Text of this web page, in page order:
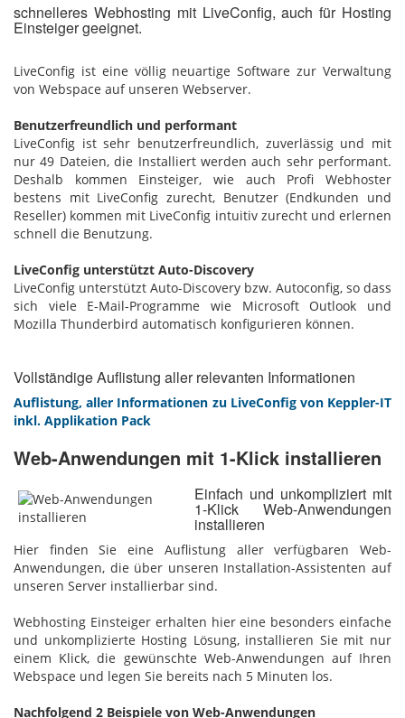
schnelleres Webhosting mit LiveConfig, auch für Hosting
Einsteiger geeignet.
LiveConfig ist eine völlig neuartige Software zur Verwaltung
von Webspace auf unseren Webserver.
Benutzerfreundlich und performant
LiveConfig ist sehr benutzerfreundlich, zuverlässig und mit
nur 49 Dateien, die Installiert werden auch sehr performant.
Deshalb kommen Einsteiger, wie auch Profi Webhoster
bestens mit LiveConfig zurecht, Benutzer (Endkunden und
Reseller) kommen mit LiveConfig intuitiv zurecht und erlernen
schnell die Benutzung.
LiveConfig unterstützt Auto-Discovery
LiveConfig unterstützt Auto-Discovery bzw. Autoconfig, so dass
sich viele E-Mail-Programme wie Microsoft Outlook und
Mozilla Thunderbird automatisch konfigurieren können.
Vollständige Auflistung aller relevanten Informationen
Auflistung, aller Informationen zu LiveConfig von Keppler-IT
inkl. Applikation Pack
Web-Anwendungen mit 1-Klick installieren
Einfach und unkompliziert mit
1-Klick Web-Anwendungen
installieren
Hier finden Sie eine Auflistung aller verfügbaren Web-
Anwendungen, die über unseren Installation-Assistenten auf
unseren Server installierbar sind.
Webhosting Einsteiger erhalten hier eine besonders einfache
und unkomplizierte Hosting Lösung, installieren Sie mit nur
einem Klick, die gewünschte Web-Anwendungen auf Ihren
Webspace und legen Sie bereits nach 5 Minuten los.
Nachfolgend 2 Beispiele von Web-Anwendungen